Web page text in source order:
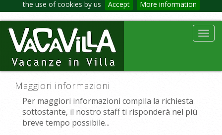
the use of cookies by us Accept More information
Maggiori informazioni
Per maggiori informazioni compila la richiesta
sottostante, il nostro staff ti risponderà nel più
breve tempo possibile...